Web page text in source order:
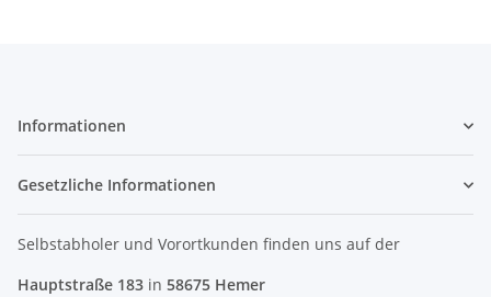
Informationen
Gesetzliche Informationen
Selbstabholer und Vorortkunden finden uns auf der
Hauptstraße 183 in 58675 Hemer